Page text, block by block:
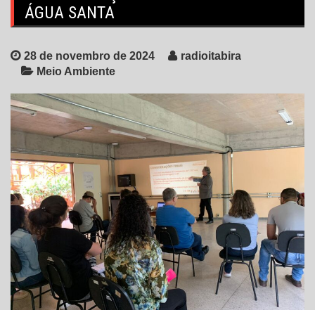
ÁGUA SANTA
28 de novembro de 2024
radioitabira
Meio Ambiente